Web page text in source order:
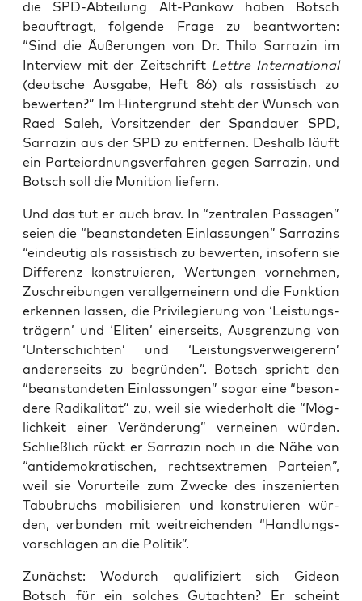
die SPD-Abtei­lung Alt-Pan­kow haben Botsch
beauf­tragt, fol­gen­de Fra­ge zu beant­wor­ten:
“Sind die Äuße­run­gen von Dr. Thi­lo Sar­ra­zin im
Inter­view mit der Zeit­schrift Lett­re Inter­na­tio­nal
(deut­sche Aus­ga­be, Heft 86) als ras­sis­tisch zu
bewer­ten?” Im Hin­ter­grund steht der Wunsch von
Raed Saleh, Vor­sit­zen­der der Span­dau­er SPD,
Sar­ra­zin aus der SPD zu ent­fer­nen. Des­halb läuft
ein Par­tei­ord­nungs­ver­fah­ren gegen Sar­ra­zin, und
Botsch soll die Muni­ti­on liefern.
Und das tut er auch brav. In “zen­tra­len Pas­sa­gen”
sei­en die “bean­stan­de­ten Ein­las­sun­gen” Sar­ra­zins
“ein­deu­tig als ras­sis­tisch zu bewer­ten, inso­fern sie
Dif­fe­renz kon­stru­ie­ren, Wer­tun­gen vor­neh­men,
Zuschrei­bun­gen ver­all­ge­mei­nern und die Funk­ti­on
erken­nen las­sen, die Pri­vi­le­gie­rung von ‘Leis­tungs­
trä­gern’ und ‘Eli­ten’ einer­seits, Aus­gren­zung von
‘Unter­schich­ten’ und ‘Leis­tungs­ver­wei­ge­rern’
ande­rer­seits zu begrün­den”. Botsch spricht den
“bean­stan­de­ten Ein­las­sun­gen” sogar eine “beson­
de­re Radi­ka­li­tät” zu, weil sie wie­der­holt die “Mög­
lich­keit einer Ver­än­de­rung” ver­nei­nen wür­den.
Schließ­lich rückt er Sar­ra­zin noch in die Nähe von
“anti­de­mo­kra­ti­schen, rechts­extre­men Par­tei­en”,
weil sie Vor­ur­tei­le zum Zwe­cke des insze­nier­ten
Tabu­bruchs mobi­li­sie­ren und kon­stru­ie­ren wür­
den, ver­bun­den mit weit­rei­chen­den “Hand­lungs­
vor­schlä­gen an die Politik”.
Zunächst: Wodurch qua­li­fi­ziert sich Gideon
Botsch für ein sol­ches Gut­ach­ten? Er scheint